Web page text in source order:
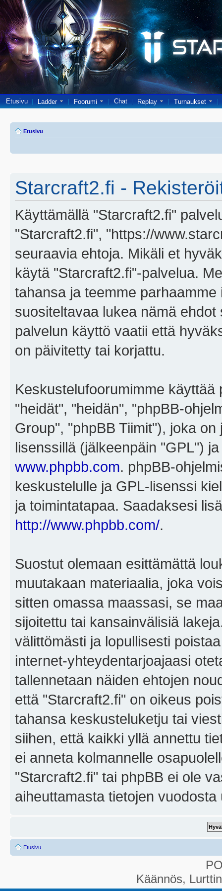
Etusivu Ladder Foorumi Chat Replay Turnaukset
Etusivu
Starcraft2.fi -
Käyttämällä "Starcraft2.fi"
"Starcraft2.fi", "https://
seuraavia ehtoja. Mikäli et
käytä "Starcraft2.fi"-palvelua.
tahansa ja teemme
suositeltavaa lukea nämä
palvelun käyttö vaatii että
on päivitetty tai korjattu.
Keskustelufoorumimme
"heidät", "heidän", "phpBB-
Group", "phpBB Tiimit"), joka on
lisenssillä (jälkeenpäin "GPL")
www.phpbb.com. phpBB-
keskustelulle ja GPL-lisenssi
ja toimintatapaa. Saadaksesi
http://www.phpbb.com/.
Suostut olemaan esittämättä
muutakaan materiaalia, joka
sitten omassa maassasi, se
sijoitettu tai kansainvälisiä
välittömästi ja lopullisesti
internet-yhteydentarjoajaasi
tallennetaan näiden ehtojen
että "Starcraft2.fi" on oikeus
tahansa keskusteluketju tai
siihen, että kaikki yllä annettu
ei anneta kolmannelle
"Starcraft2.fi" tai phpBB ei ole
aiheuttamasta tietojen
Etusivu
Käännös,